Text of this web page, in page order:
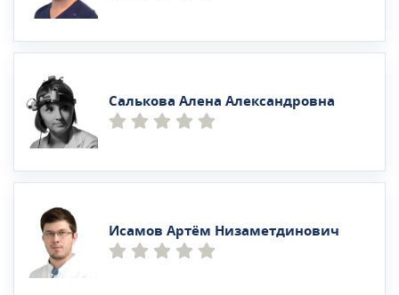
Салькова Алена Александровна
Исамов Артём Низаметдинович